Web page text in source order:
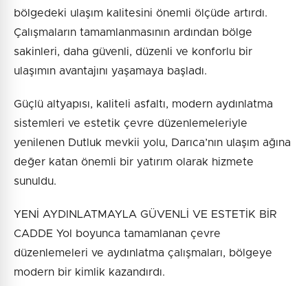
bölgedeki ulaşım kalitesini önemli ölçüde artırdı.
Çalışmaların tamamlanmasının ardından bölge
sakinleri, daha güvenli, düzenli ve konforlu bir
ulaşımın avantajını yaşamaya başladı.
Güçlü altyapısı, kaliteli asfaltı, modern aydınlatma
sistemleri ve estetik çevre düzenlemeleriyle
yenilenen Dutluk mevkii yolu, Darıca’nın ulaşım ağına
değer katan önemli bir yatırım olarak hizmete
sunuldu.
YENİ AYDINLATMAYLA GÜVENLİ VE ESTETİK BİR
CADDE Yol boyunca tamamlanan çevre
düzenlemeleri ve aydınlatma çalışmaları, bölgeye
modern bir kimlik kazandırdı.